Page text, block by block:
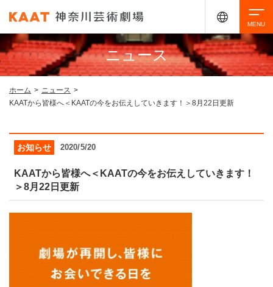
イベントを探す
・ イベント一覧
ご来場案内
・ 館内サービス・アクセシビリティ
・ フロアマップ
施設を借りる
検索
ニュース
ホーム > ニュース >
KAATから皆様へ＜KAATの今をお伝えしていきます！＞8月22日更新
お知らせ 2020/5/20
KAATから皆様へ＜KAATの今をお伝えしていきます！
＞8月22日更新